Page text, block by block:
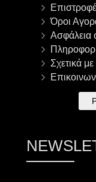
Όροι
Ασφάλεια
Σχετικά